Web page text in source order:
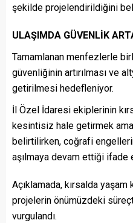
şekilde projelendirildiğini
ULAŞIMDA GÜVENLİK
Tamamlanan menfezlerle
güvenliğinin artırılması ve
getirilmesi hedefleniyor.
İl Özel İdaresi ekiplerinin
kesintisiz hale getirmek
belirtilirken, coğrafi
aşılmaya devam ettiği ifade
Açıklamada, kırsalda
projelerin önümüzdeki
vurgulandı.